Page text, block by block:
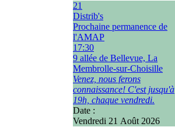
21
Distrib's
Prochaine permanence de
l'AMAP
17:30
9 allée de Bellevue, La
Membrolle-sur-Choisille
Venez, nous ferons
connaissance! C'est jusqu'à
19h, chaque vendredi.
Date :
Vendredi 21 Août 2026